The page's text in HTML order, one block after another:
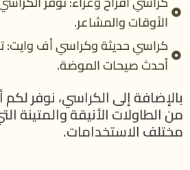
الأوقات والمشاعر.
كراسي حديثة وكراسي أف وايت:
أحدث صيحات الموضة.
بالإضافة إلى الكراسي، نوفر
من الطاولات الأنيقة والمتينة
مختلف الاستخدامات.